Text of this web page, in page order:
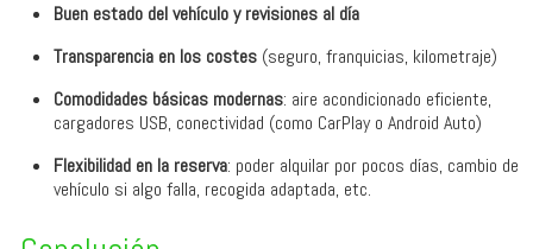
Buen estado del vehículo y revisiones al día
Transparencia en los costes (seguro, franquicias, kilometraje)
Comodidades básicas modernas: aire acondicionado eficiente,
cargadores USB, conectividad (como CarPlay o Android Auto)
Flexibilidad en la reserva: poder alquilar por pocos días, cambio de
vehículo si algo falla, recogida adaptada, etc.